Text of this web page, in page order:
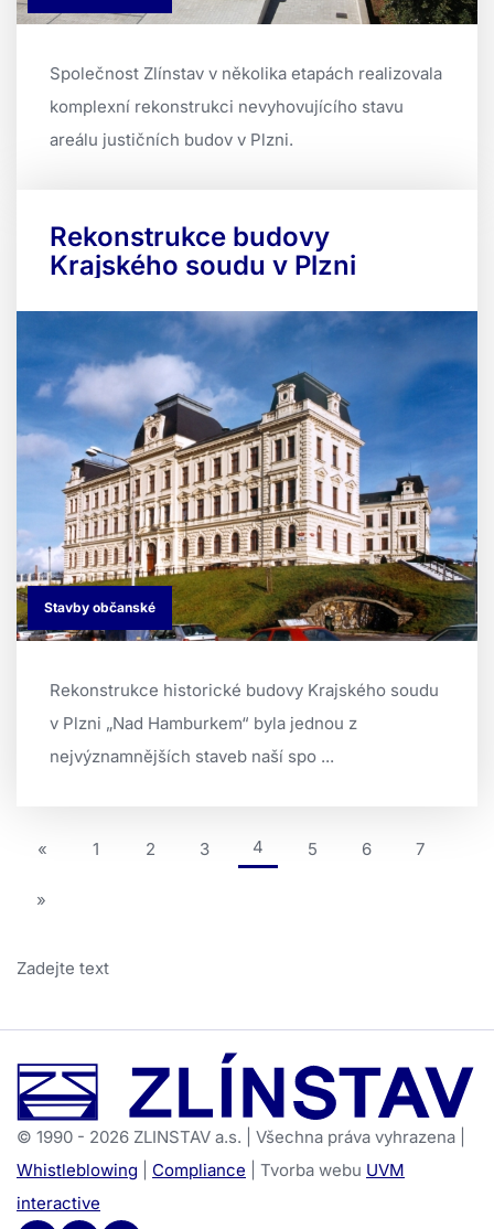
Společnost Zlínstav v několika etapách realizovala
komplexní rekonstrukci nevyhovujícího stavu
areálu justičních budov v Plzni.
Rekonstrukce budovy
Krajského soudu v Plzni
Stavby občanské
Rekonstrukce historické budovy Krajského soudu
v Plzni „Nad Hamburkem“ byla jednou z
nejvýznamnějších staveb naší spo ...
« 1 2 3 4
(aktuální) 5 6 7
»
Zadejte text
© 1990 - 2026 ZLINSTAV a.s. | Všechna práva vyhrazena |
Whistleblowing
Compliance | Tvorba webu UVM
interactive